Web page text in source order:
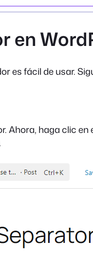
en
es fácil de usar.
Ahora, haga clic en
.